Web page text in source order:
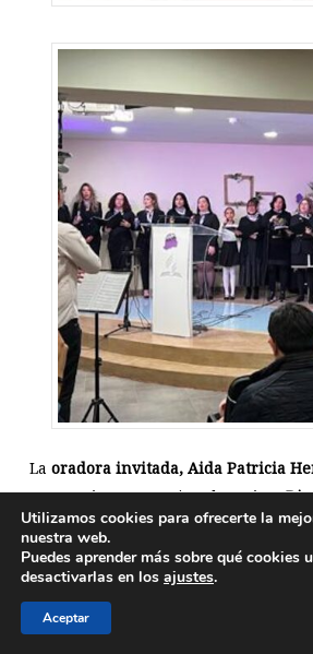
La oradora invitada, Aida Patricia
presentó un mensaje sobre cómo
dolor en luz, tomandoejemplos de
como Ana y la mujer pecadora que se
música, liderada por Suzete Mateus,
moment
o, reforzando la experiencia
Dios.
Utilizamos cookies para ofrecerte la
nuestra web.
Puedes aprender más sobre qué cookies
desactivarlas en los ajustes.
Aceptar